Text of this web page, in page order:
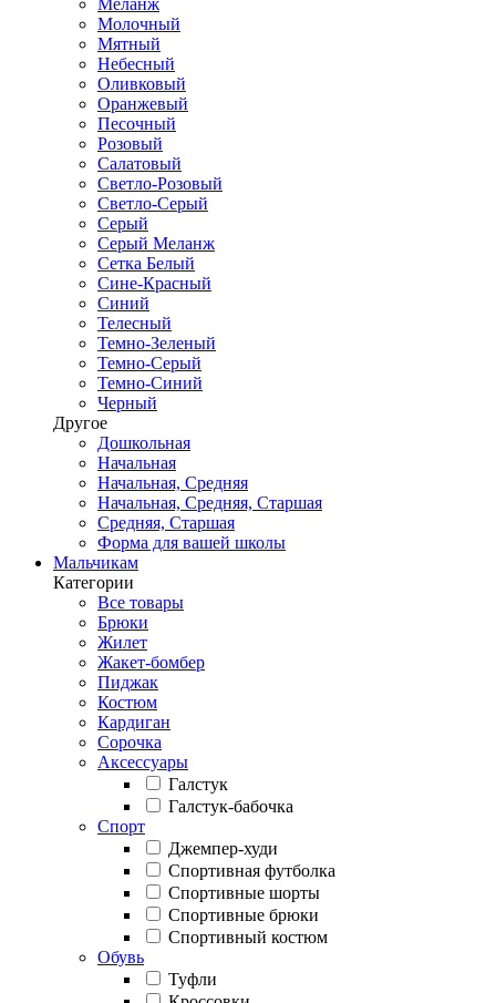
Меланж
Молочный
Мятный
Небесный
Оливковый
Оранжевый
Песочный
Розовый
Салатовый
Светло-Розовый
Светло-Серый
Серый
Серый Меланж
Сетка Белый
Сине-Красный
Синий
Телесный
Темно-Зеленый
Темно-Серый
Темно-Синий
Черный
Другое
Дошкольная
Начальная
Начальная, Средняя
Начальная, Средняя, Старшая
Средняя, Старшая
Форма для вашей школы
Мальчикам
Категории
Все товары
Брюки
Жилет
Жакет-бомбер
Пиджак
Костюм
Кардиган
Сорочка
Аксессуары
Галстук
Галстук-бабочка
Спорт
Джемпер-худи
Спортивная футболка
Спортивные шорты
Спортивные брюки
Спортивный костюм
Обувь
Туфли